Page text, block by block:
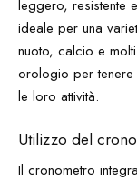
leggero, resistente
ideale per una
nuoto, calcio e
orologio per tenere
le loro attività.
Utilizzo del
Il cronometro